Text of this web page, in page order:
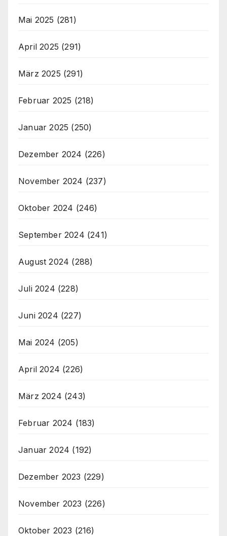
Mai 2025 (281)
April 2025 (291)
März 2025 (291)
Februar 2025 (218)
Januar 2025 (250)
Dezember 2024 (226)
November 2024 (237)
Oktober 2024 (246)
September 2024 (241)
August 2024 (288)
Juli 2024 (228)
Juni 2024 (227)
Mai 2024 (205)
April 2024 (226)
März 2024 (243)
Februar 2024 (183)
Januar 2024 (192)
Dezember 2023 (229)
November 2023 (226)
Oktober 2023 (216)